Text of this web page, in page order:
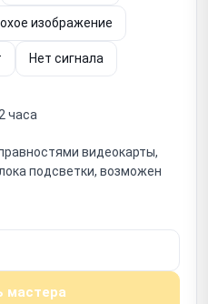
изображение
Нет сигнала
часа
видеокарты,
подсветки, возможен
мастера